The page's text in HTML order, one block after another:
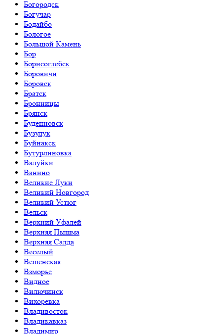
Богородск
Богучар
Бодайбо
Бологое
Большой Камень
Бор
Борисоглебск
Боровичи
Боровск
Братск
Бронницы
Брянск
Буденновск
Бузулук
Буйнакск
Бутурлиновка
Валуйки
Ванино
Великие Луки
Великий Новгород
Великий Устюг
Вельск
Верхний Уфалей
Верхняя Пышма
Верхняя Салда
Веселый
Вешенская
Взморье
Видное
Вилючинск
Вихоревка
Владивосток
Владикавказ
Владимир